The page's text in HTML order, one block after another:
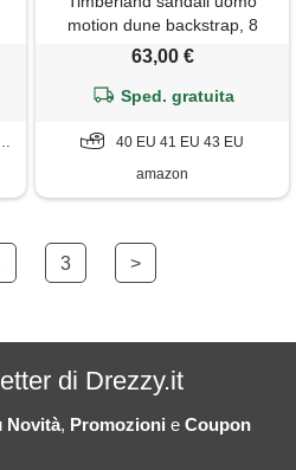
motion dune backstrap, 8
63,00 €
Sped. gratuita
40 EU 41 EU 43 EU
amazon
3 >
di Drezzy.it
Novità, Promozioni e Coupon